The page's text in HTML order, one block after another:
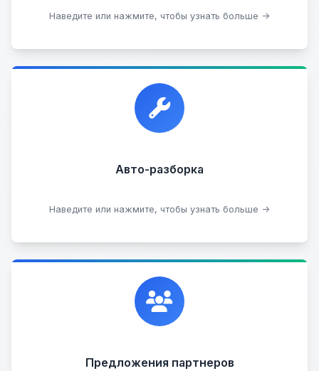
Наведите или нажмите, чтобы узнать больше →
Посмотреть каталог
Авто-разборка
Наведите или нажмите, чтобы узнать больше →
Прием автомобилей для разборки на запчасти в
любом состоянии.
Сдать на разборку
Предложения партнеров
Сотрудничаем с лучшими организациями. Если у
вас есть интересные идеи, мы всегда открыты к
сотрудничеству.